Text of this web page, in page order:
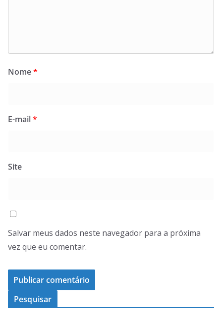
Nome*
E-mail*
Site
Salvar meus dados neste navegador para a próxima
vez que eu comentar.
Pesquisar